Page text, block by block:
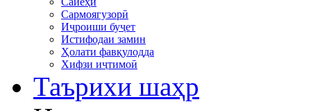
Сармоягузорӣ
Иҷроиши буҷет
Истифодаи замин
Ҳолати фавқулодда
Хифзи иҷтимоӣ
Таърихи шаҳр